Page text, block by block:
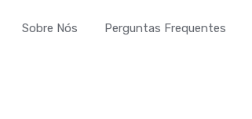
Sobre Nós Perguntas Frequentes